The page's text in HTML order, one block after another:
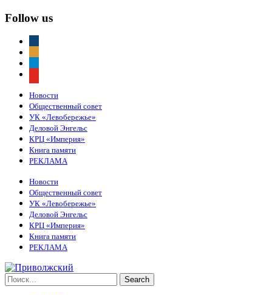
Follow us
Новости
Общественный совет
УК «Левобережье»
Деловой Энгельс
КРЦ «Империя»
Книга памяти
РЕКЛАМА
Новости
Общественный совет
УК «Левобережье»
Деловой Энгельс
КРЦ «Империя»
Книга памяти
РЕКЛАМА